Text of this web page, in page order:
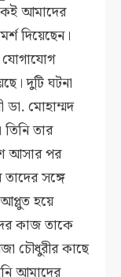
আমাদের
দিয়েছেন।
যোগাযোগ
দুটি ঘটনা
ডা. মোহাম্মদ
তার
আসার পর
সঙ্গে
হয়ে
কাজ তাকে
চৌধুরীর কাছে